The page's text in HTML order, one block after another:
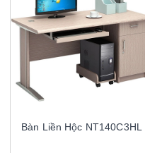
Bàn Liền Hộc NT140C3HL